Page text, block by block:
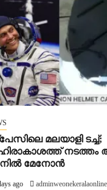
മലയാളി ടച്ച്;
നടത്തം
മേനോന്‍
ago adminweonekeralaonline